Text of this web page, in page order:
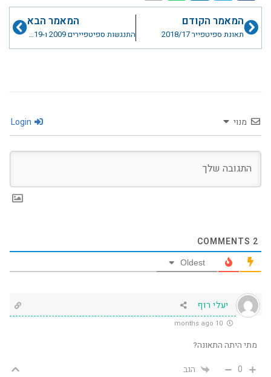
קודםהמאמר הקודם
תאונת ספיטפייר 2018/17
המאמר הבא
התנגשות ספיטפיירים 2009 ו-2019
הבא
מנוי
2
Oldest
יעלי רוף
מתי היתה התאונה?
0 הגב